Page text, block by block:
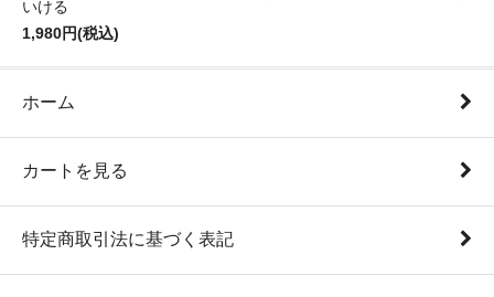
いける
1,980円(税込)
ホーム
カートを見る
特定商取引法に基づく表記